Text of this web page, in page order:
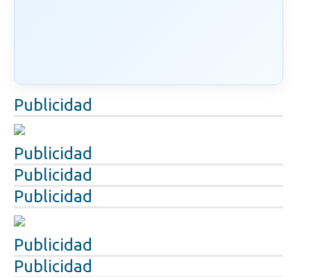
Publicidad
Publicidad
Publicidad
Publicidad
Publicidad
Publicidad